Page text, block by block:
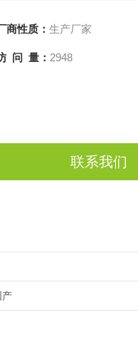
商性质： 生产厂家
问 量： 2948
联系我们
产